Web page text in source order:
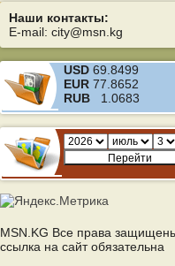
Наши контакты:
E-mail: city@msn.kg
USD 69.8499
EUR 77.8652
RUB 1.0683
MSN.KG Все права
ссылка на сайт обязательна